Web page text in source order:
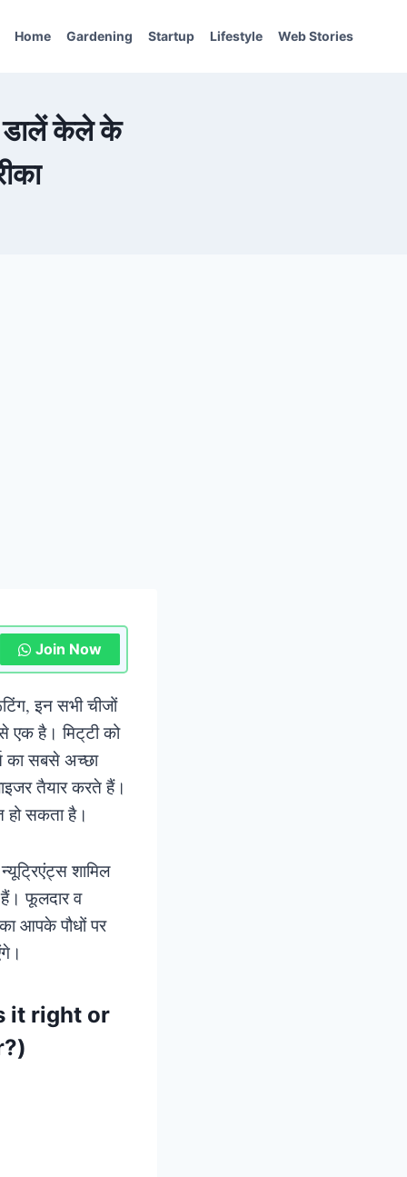
Home Gardening Startup Lifestyle Web Stories
डालें केले के
Join Now
इन सभी चीजों
एक है। मिट्‌टी को
का सबसे अच्छा
तैयार करते हैं।
हो सकता है।
शामिल
हैं। फूलदार व
आपके पौधों पर
it right or